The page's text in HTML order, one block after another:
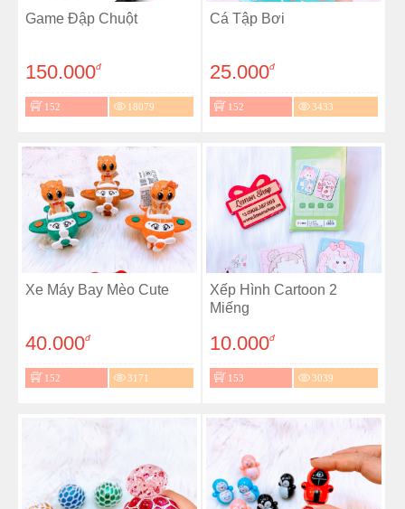
Game Đập Chuột
150.000đ
152 18079
Cá Tập Bơi
25.000đ
152 3433
Xe Máy Bay Mèo Cute
40.000đ
152 3171
Xếp Hình Cartoon 2
Miếng
10.000đ
153 3039